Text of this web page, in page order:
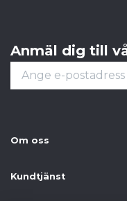
Anmäl dig till
Om oss
Kundtjänst